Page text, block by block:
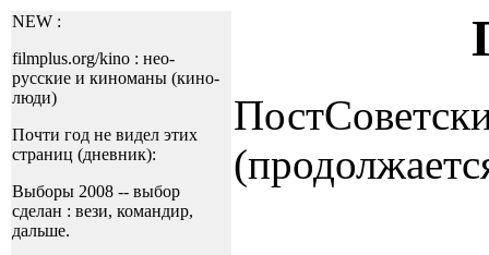
NEW :
filmplus.org/kino : нео-
русские и киноманы (кино-
люди)
Почти год не видел этих
страниц (дневник):
Выборы 2008 -- выбор
сделан : вези, командир,
дальше.